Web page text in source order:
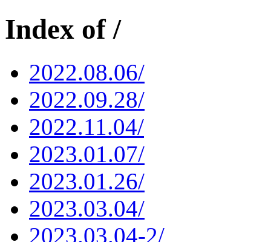
Index of /
2022.08.06/
2022.09.28/
2022.11.04/
2023.01.07/
2023.01.26/
2023.03.04/
2023.03.04-2/